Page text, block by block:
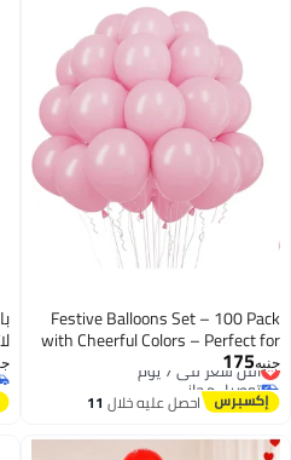
Festive Balloons Set – 100 Pack
with Cheerful Colors – Perfect for
Birthday Parties, Events and
Events Decoration (Light Pink)
جنيه175
أقل سعر في 7 يوم
توصيل مجاني
أقل سعر في 7 يوماحصل عليه خلال 11